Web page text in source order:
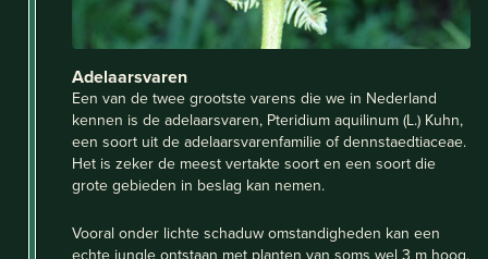
Adelaarsvaren
Een van de twee grootste varens die we in Nederland
kennen is de adelaarsvaren, Pteridium aquilinum (L.) Kuhn,
een soort uit de adelaarsvarenfamilie of dennstaedtiaceae.
Het is zeker de meest vertakte soort en een soort die
grote gebieden in beslag kan nemen.
Vooral onder lichte schaduw omstandigheden kan een